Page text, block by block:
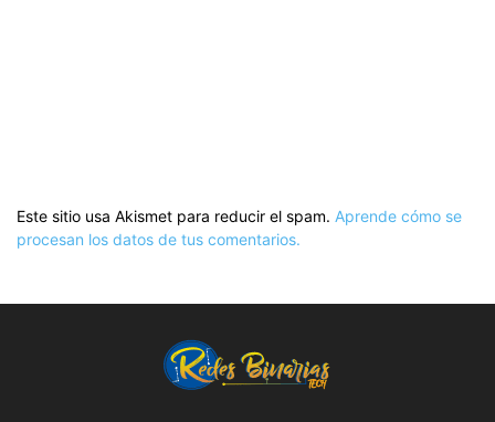
Este sitio usa Akismet para reducir el spam. Aprende cómo se
procesan los datos de tus comentarios.